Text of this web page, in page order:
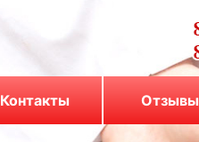
Контакты Отзывы